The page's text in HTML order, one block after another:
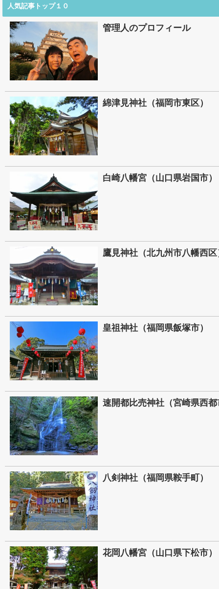
人気記事トップ１０
管理人のプロフィール
綿津見神社（福岡市東区）
白崎八幡宮（山口県岩国市）
鷹見神社（北九州市八幡西区
皇祖神社（福岡県飯塚市）
速開都比売神社（宮崎県西
八剣神社（福岡県鞍手町）
花岡八幡宮（山口県下松市）